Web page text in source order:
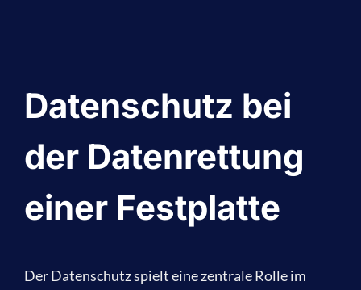
Datenschutz bei
der Datenrettung
einer Festplatte
Der Datenschutz spielt eine zentrale Rolle im